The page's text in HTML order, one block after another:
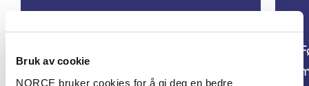
Bruk av cookie
NORCE bruker cookies for å gi deg en bedre